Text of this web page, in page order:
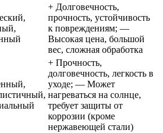
+ Долговечность,
прочность, устойчивость
к повреждениям; —
Высокая цена, большой
вес, сложная обработка
+ Прочность,
долговечность, легкость в
уходе; — Может
нагреваться на солнце,
требует защиты от
коррозии (кроме
нержавеющей стали)